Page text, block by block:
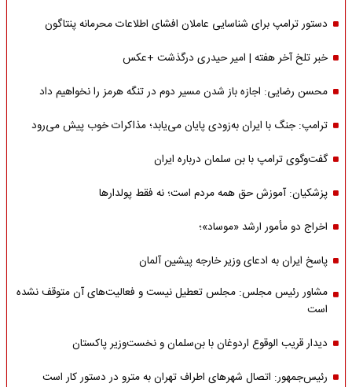
دستور ترامپ برای شناسایی عاملان افشای اطلاعات محرمانه پنتاگون
خبر تلخ آخر هفته | امیر حیدری درگذشت +عکس
محسن رضایی: اجازه باز شدن مسیر دوم در تنگه هرمز را نخواهیم داد
ترامپ: جنگ با ایران به‌زودی پایان می‌یابد؛ مذاکرات خوب پیش می‌رود
گفت‌وگوی ترامپ با بن سلمان درباره ایران
پزشکیان: آموزش حق همه مردم است؛ نه فقط پولدارها
اخراج دو مأمور ارشد «موساد»؛
پاسخ ایران به ادعای وزیر خارجه پیشین آلمان
مشاور رئیس مجلس: مجلس تعطیل نیست و فعالیت‌های آن متوقف نشده
است
دیدار قریب الوقوع اردوغان با بن‌سلمان و نخست‌وزیر پاکستان
رئیس‌جمهور: اتصال شهرهای اطراف تهران به مترو در دستور کار است